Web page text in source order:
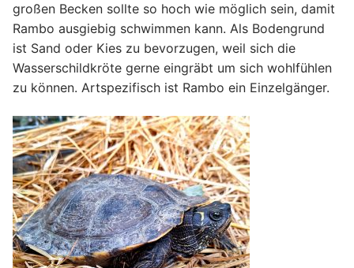
großen Becken sollte so hoch wie möglich sein, damit
Rambo ausgiebig schwimmen kann. Als Bodengrund
ist Sand oder Kies zu bevorzugen, weil sich die
Wasserschildkröte gerne eingräbt um sich wohlfühlen
zu können. Artspezifisch ist Rambo ein Einzelgänger.